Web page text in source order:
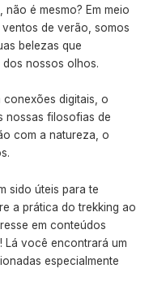
é mesmo? Em meio
de verão, somos
belezas que
dos nossos olhos.
conexões digitais, o
nossas filosofias de
com a natureza, o
sido úteis para te
a prática do trekking ao
em conteúdos
Lá você encontrará um
especialmente